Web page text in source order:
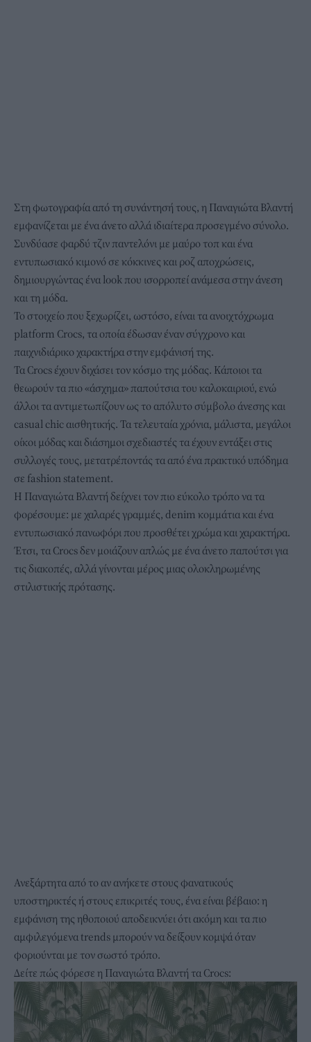
Στη φωτογραφία από τη συνάντησή τους, η Παναγιώτα Βλαντή
εμφανίζεται με ένα άνετο αλλά ιδιαίτερα προσεγμένο σύνολο.
Συνδύασε φαρδύ τζιν παντελόνι με μαύρο τοπ και ένα
εντυπωσιακό κιμονό σε κόκκινες και ροζ αποχρώσεις,
δημιουργώντας ένα look που ισορροπεί ανάμεσα στην άνεση
και τη μόδα.
Το στοιχείο που ξεχωρίζει, ωστόσο, είναι τα ανοιχτόχρωμα
platform Crocs, τα οποία έδωσαν έναν σύγχρονο και
παιχνιδιάρικο χαρακτήρα στην εμφάνισή της.
Τα Crocs έχουν διχάσει τον κόσμο της μόδας. Κάποιοι τα
θεωρούν τα πιο «άσχημα» παπούτσια του καλοκαιριού, ενώ
άλλοι τα αντιμετωπίζουν ως το απόλυτο σύμβολο άνεσης και
casual chic αισθητικής. Τα τελευταία χρόνια, μάλιστα, μεγάλοι
οίκοι μόδας και διάσημοι σχεδιαστές τα έχουν εντάξει στις
συλλογές τους, μετατρέποντάς τα από ένα πρακτικό υπόδημα
σε fashion statement.
Η Παναγιώτα Βλαντή δείχνει τον πιο εύκολο τρόπο να τα
φορέσουμε: με χαλαρές γραμμές, denim κομμάτια και ένα
εντυπωσιακό πανωφόρι που προσθέτει χρώμα και χαρακτήρα.
Έτσι, τα Crocs δεν μοιάζουν απλώς με ένα άνετο παπούτσι για
τις διακοπές, αλλά γίνονται μέρος μιας ολοκληρωμένης
στιλιστικής πρότασης.
Ανεξάρτητα από το αν ανήκετε στους φανατικούς
υποστηρικτές ή στους επικριτές τους, ένα είναι βέβαιο: η
εμφάνιση της ηθοποιού αποδεικνύει ότι ακόμη και τα πιο
αμφιλεγόμενα trends μπορούν να δείξουν κομψά όταν
φοριούνται με τον σωστό τρόπο.
Δείτε πώς φόρεσε η Παναγιώτα Βλαντή τα Crocs: